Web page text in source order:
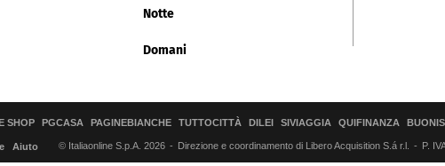
Notte
Domani
SHOP PGCASA PAGINEBIANCHE TUTTOCITTÀ DILEI SIVIAGGIA QUIFINANZA
Aiuto © Italiaonline S.p.A. 2026 Direzione e coordinamento di Libero Acquisition S.á r.l. P.